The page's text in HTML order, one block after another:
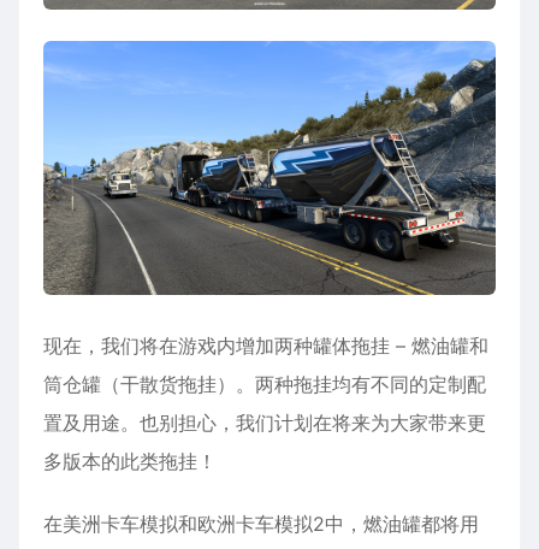
现在，我们将在游戏内增加两种罐体拖挂 – 燃油罐和
筒仓罐（干散货拖挂）。两种拖挂均有不同的定制配
置及用途。也别担心，我们计划在将来为大家带来更
多版本的此类拖挂！
​在美洲卡车模拟和欧洲卡车模拟2中，燃油罐都将用